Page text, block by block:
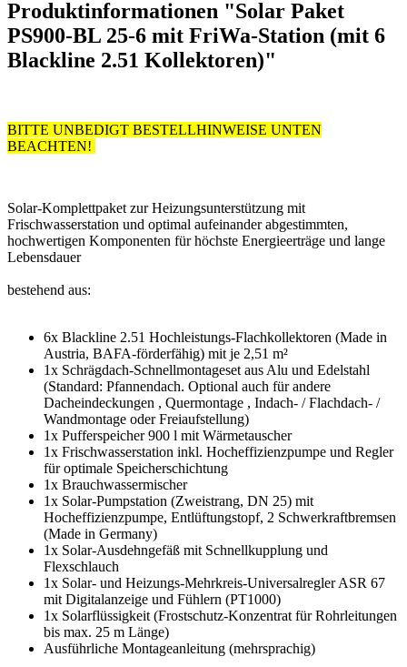
Produktinformationen "Solar Paket
PS900-BL 25-6 mit FriWa-Station (mit 6
Blackline 2.51 Kollektoren)"
BITTE UNBEDIGT BESTELLHINWEISE UNTEN
BEACHTEN!
Solar-Komplettpaket zur Heizungsunterstützung mit
Frischwasserstation und optimal aufeinander abgestimmten,
hochwertigen Komponenten für höchste Energieerträge und lange
Lebensdauer
bestehend aus:
6x Blackline 2.51 Hochleistungs-Flachkollektoren (Made in
Austria, BAFA-förderfähig) mit je 2,51 m²
1x Schrägdach-Schnellmontageset aus Alu und Edelstahl
(Standard: Pfannendach. Optional auch für andere
Dacheindeckungen , Quermontage , Indach- / Flachdach- /
Wandmontage oder Freiaufstellung)
1x Pufferspeicher 900 l mit Wärmetauscher
1x Frischwasserstation inkl. Hocheffizienzpumpe und Regler
für optimale Speicherschichtung
1x Brauchwassermischer
1x Solar-Pumpstation (Zweistrang, DN 25) mit
Hocheffizienzpumpe, Entlüftungstopf, 2 Schwerkraftbremsen
(Made in Germany)
1x Solar-Ausdehngefäß mit Schnellkupplung und
Flexschlauch
1x Solar- und Heizungs-Mehrkreis-Universalregler ASR 67
mit Digitalanzeige und Fühlern (PT1000)
1x Solarflüssigkeit (Frostschutz-Konzentrat für Rohrleitungen
bis max. 25 m Länge)
Ausführliche Montageanleitung (mehrsprachig)